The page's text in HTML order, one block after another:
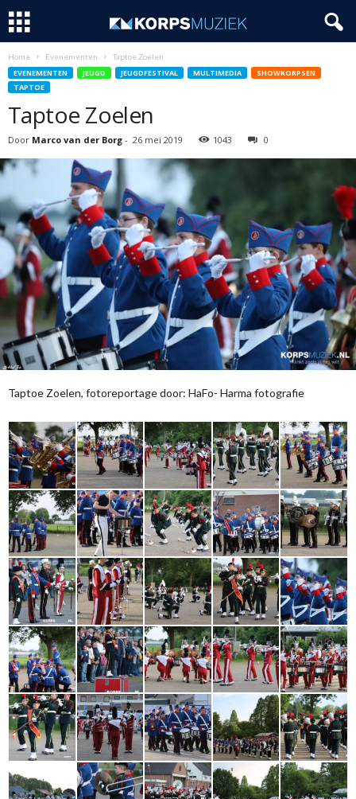
Home Evenementen Taptoe Zoelen
EVENEMENTEN JEUGD JEUGDFESTIVAL MULTIMEDIA
SHOWKORPSEN
TAPTOE
Taptoe Zoelen
Door Marco van der Borg - 26 mei 2019 1043 0
Taptoe Zoelen, fotoreportage door: HaFo- Harma fotografie